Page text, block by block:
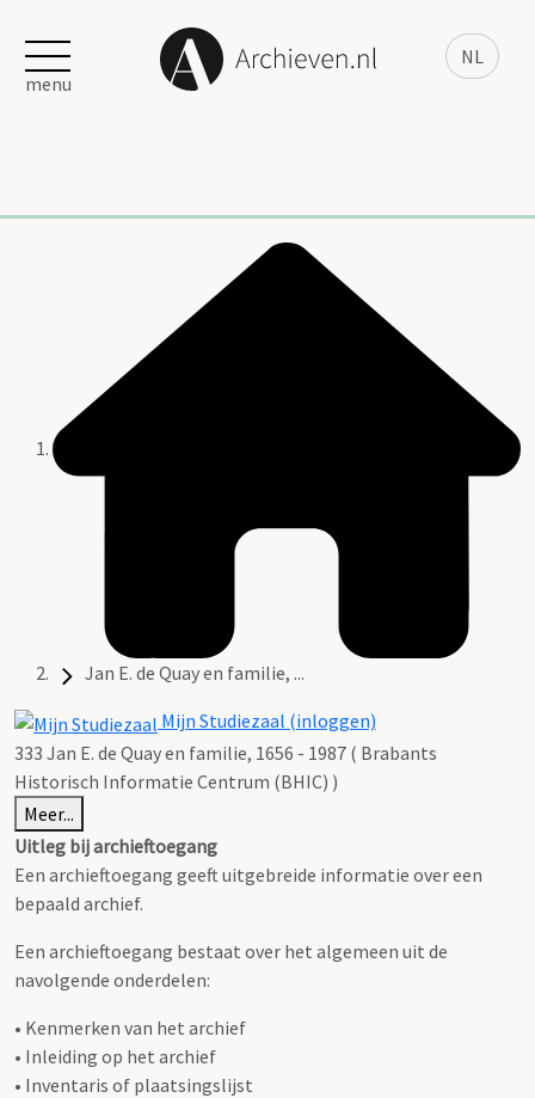
NL
menu
Jan E. de Quay en familie, ...
Mijn Studiezaal (inloggen)
333 Jan E. de Quay en familie, 1656 - 1987 ( Brabants
Historisch Informatie Centrum (BHIC) )
Meer...
Uitleg bij archieftoegang
Een archieftoegang geeft uitgebreide informatie over een
bepaald archief.
Een archieftoegang bestaat over het algemeen uit de
navolgende onderdelen:
• Kenmerken van het archief
• Inleiding op het archief
• Inventaris of plaatsingslijst